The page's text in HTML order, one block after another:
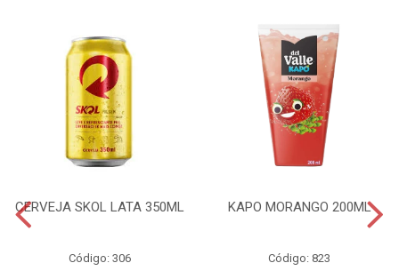
CERVEJA SKOL LATA 350ML
Código: 306
KAPO MORANGO 200ML
Código: 823